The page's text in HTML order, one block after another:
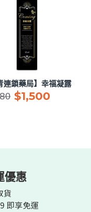
連鎖藥局】幸福凝露
$1,500
優惠
貨
即享免運